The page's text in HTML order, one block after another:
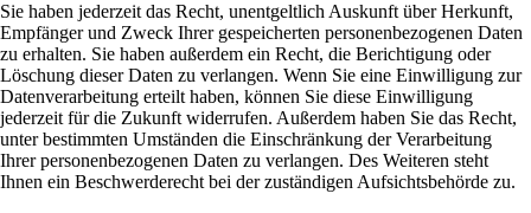
Sie haben jederzeit das Recht, unentgeltlich Auskunft über Herkunft,
Empfänger und Zweck Ihrer gespeicherten personenbezogenen Daten
zu erhalten. Sie haben außerdem ein Recht, die Berichtigung oder
Löschung dieser Daten zu verlangen. Wenn Sie eine Einwilligung zur
Datenverarbeitung erteilt haben, können Sie diese Einwilligung
jederzeit für die Zukunft widerrufen. Außerdem haben Sie das Recht,
unter bestimmten Umständen die Einschränkung der Verarbeitung
Ihrer personenbezogenen Daten zu verlangen. Des Weiteren steht
Ihnen ein Beschwerderecht bei der zuständigen Aufsichtsbehörde zu.